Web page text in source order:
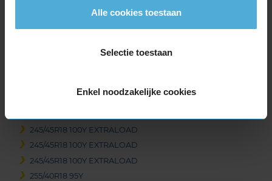
Alle cookies toestaan
Selectie toestaan
Enkel noodzakelijke cookies
245/45R18 100Y EXTRALOAD
245/45R18 100Y EXTRALOAD
245/45R18 100Y EXTRALOAD
255/40R18 95Y